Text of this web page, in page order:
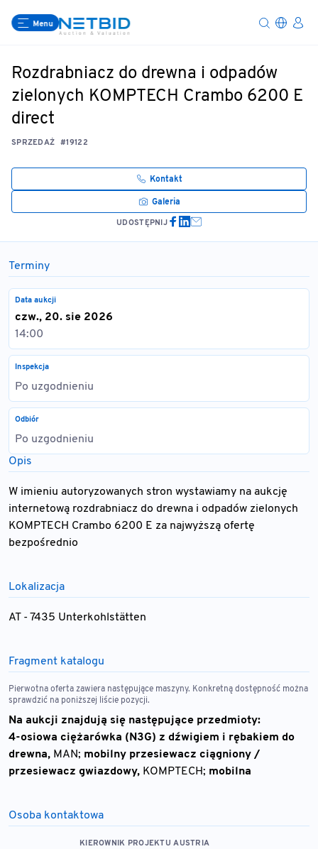
Menu
Rozdrabniacz do drewna i odpadów
zielonych KOMPTECH Crambo 6200 E
direct
SPRZEDAŻ #19122
Kontakt
Galeria
UDOSTĘPNIJ
Terminy
Data aukcji
czw., 20. sie 2026
14:00
Inspekcja
Po uzgodnieniu
Odbiór
Po uzgodnieniu
Opis
W imieniu autoryzowanych stron wystawiamy na aukcję
internetową rozdrabniacz do drewna i odpadów zielonych
KOMPTECH Crambo 6200 E za najwyższą ofertę
bezpośrednio
Lokalizacja
AT - 7435 Unterkohlstätten
Fragment katalogu
Pierwotna oferta zawiera następujące maszyny. Konkretną dostępność można
sprawdzić na poniższej liście pozycji.
Na aukcji znajdują się następujące przedmioty:
4-osiowa ciężarówka (N3G) z dźwigiem i rębakiem do
drewna, MAN; mobilny przesiewacz ciągniony /
przesiewacz gwiazdowy, KOMPTECH; mobilna
przenośny zakład recyklingu,KOMPTECH;4 generatory
zasilania awaryjnego, WFM GENERATORS;
Osoba kontaktowa
KIEROWNIK PROJEKTU AUSTRIA